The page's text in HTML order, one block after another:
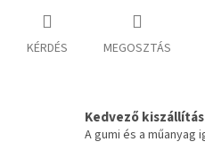
KÉRDÉS MEGOSZTÁS
Kedvező kiszállítás
A gumi és a műanyag